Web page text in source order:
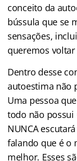
conceito da
bússula que se
sensações,
queremos
Dentro desse
autoestima não
Uma pessoa
todo não possui
NUNCA
falando que é o
melhor. Esses